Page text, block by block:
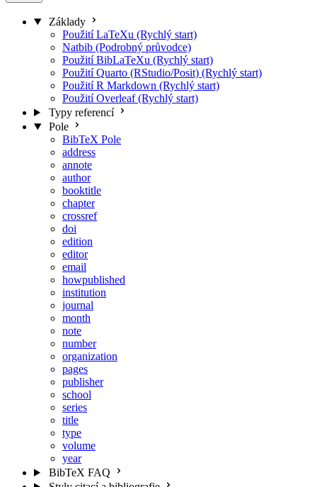
Základy
Použití LaTeXu (Rychlý start)
Natbib (Podrobný průvodce)
Použití BibLaTeXu (Rychlý start)
Použití Quarto (RStudio/Posit) (Rychlý start)
Použití R Markdown (Rychlý start)
Použití Overleaf (Rychlý start)
Typy referencí
Pole
BibTeX Pole
address
annote
author
booktitle
chapter
crossref
doi
edition
editor
email
howpublished
institution
journal
month
note
number
organization
pages
publisher
school
series
title
type
volume
year
BibTeX FAQ